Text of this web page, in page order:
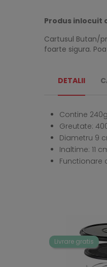
Produs inlocuit
Cartusul Butan/
foarte sigura.
DETALII
Contine
Greutate:
Diametru 9
Inaltime: 11
Functionare
Livrare gratis